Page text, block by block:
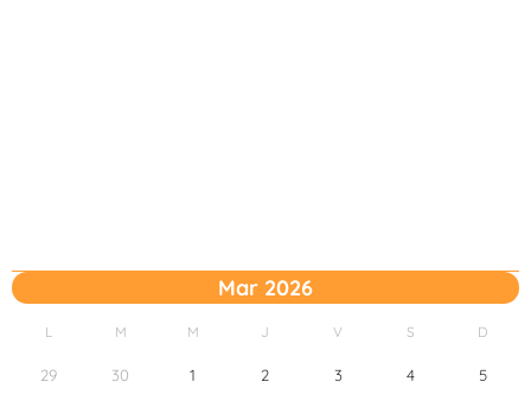
Mar 2026
L M M J V S D
29 30 1 2 3 4 5